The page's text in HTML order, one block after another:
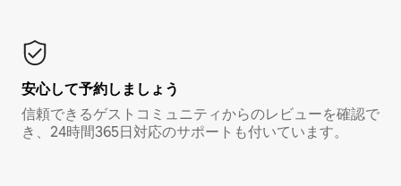
安心して予約しましょう
信頼できるゲストコミュニティからのレビューを確認で
き、24時間365日対応のサポートも付いています。